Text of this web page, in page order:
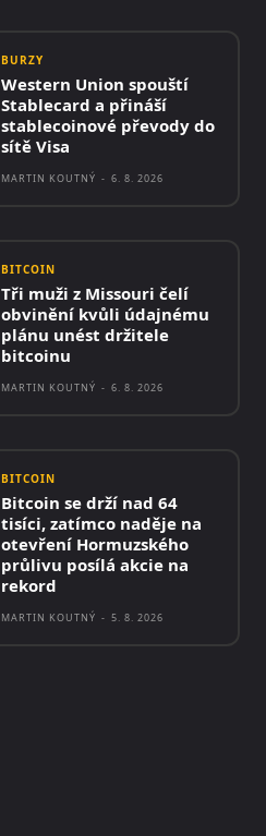
BURZY
Western Union spouští
Stablecard a přináší
stablecoinové převody do
sítě Visa
MARTIN KOUTNÝ - 6. 8. 2026
BITCOIN
Tři muži z Missouri čelí
obvinění kvůli údajnému
plánu unést držitele
bitcoinu
MARTIN KOUTNÝ - 6. 8. 2026
BITCOIN
Bitcoin se drží nad 64
tisíci, zatímco naděje na
otevření Hormuzského
průlivu posílá akcie na
rekord
MARTIN KOUTNÝ - 5. 8. 2026